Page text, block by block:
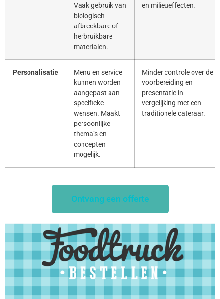
Vaak gebruik van
biologisch
afbreekbare of
herbruikbare
materialen.
en milieueffecten.
Personalisatie
Menu en service
kunnen worden
aangepast aan
specifieke
wensen. Maakt
persoonlijke
thema’s en
concepten
mogelijk.
Minder controle over de
voorbereiding en
presentatie in
vergelijking met een
traditionele cateraar.
Ontvang een offerte